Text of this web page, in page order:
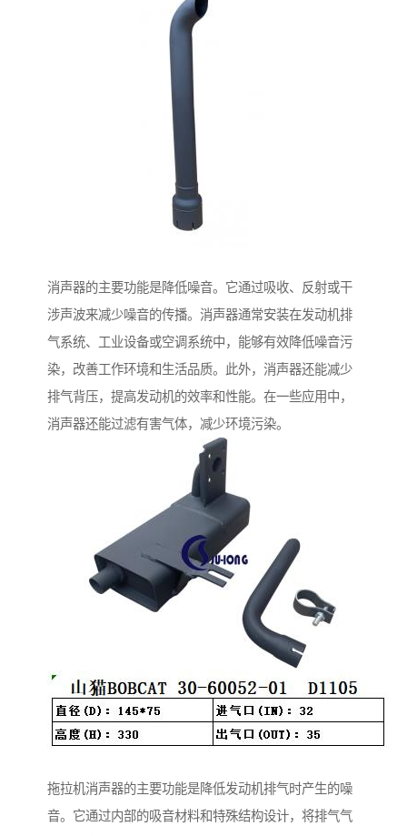
消声器的主要功能是降低噪音。它通过吸收、反射或干
涉声波来减少噪音的传播。消声器通常安装在发动机排
气系统、工业设备或空调系统中，能够有效降低噪音污
染，改善工作环境和生活品质。此外，消声器还能减少
排气背压，提高发动机的效率和性能。在一些应用中，
消声器还能过滤有害气体，减少环境污染。
拖拉机消声器的主要功能是降低发动机排气时产生的噪
音。它通过内部的吸音材料和特殊结构设计，将排气气